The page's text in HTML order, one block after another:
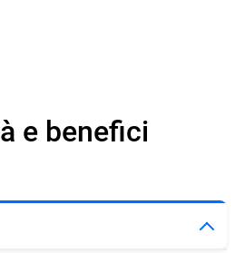
e benefici